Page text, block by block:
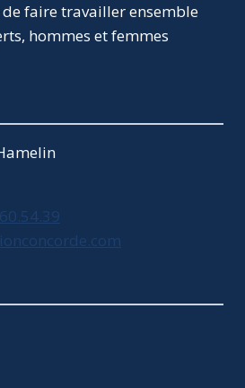
faire travailler ensemble
hommes et femmes